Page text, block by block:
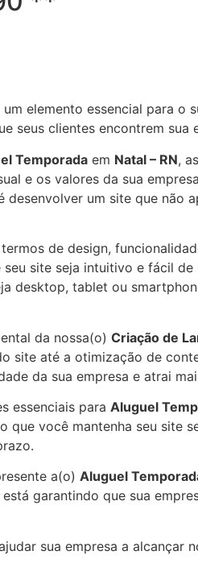
um elemento essencial para o
seus clientes encontrem sua
Temporada em Natal – RN,
e os valores da sua
desenvolver um site que não
de design,
site seja intuitivo e fácil
desktop, tablet ou
da nossa(o) Criação de
site até a otimização de
da sua empresa e atrai
essenciais para Aluguel
você mantenha seu site
a(o) Aluguel
garantindo que sua
sua empresa a alcançar